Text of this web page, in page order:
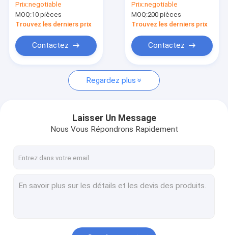
Contactez-nous
Nouvelles
feuille en aluminium de nid d'abeilles
Nid d'abeilles en aluminium
avec de hautes
performances
d'isolation phonique
Prix:negotiable
MOQ:10 pièces
Trouvez les derniers prix
Contactez
d'aluminium pour mur
de rideau
Prix:negotiable
MOQ:200 pièces
Trouvez les derniers prix
Contactez
Regardez plus
Laisser Un Message
Nous Vous Répondrons Rapidement